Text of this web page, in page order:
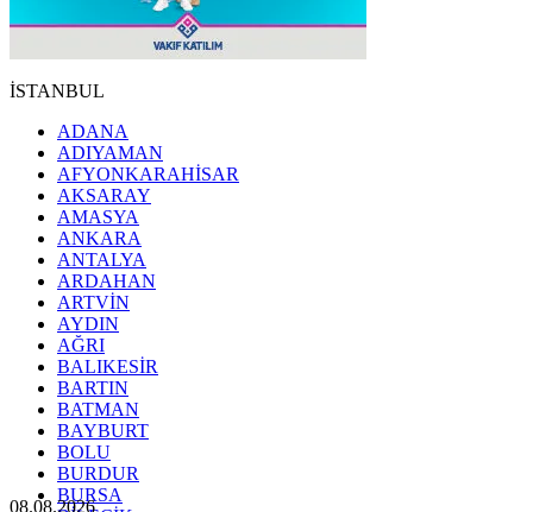
İSTANBUL
ADANA
ADIYAMAN
AFYONKARAHİSAR
AKSARAY
AMASYA
ANKARA
ANTALYA
ARDAHAN
ARTVİN
AYDIN
AĞRI
BALIKESİR
BARTIN
BATMAN
BAYBURT
BOLU
BURDUR
BURSA
08.08.2026